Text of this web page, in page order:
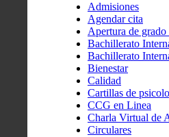
Admisiones
Agendar cita
Apertura de grado
Bachillerato
Bachillerato
Bienestar
Calidad
Cartillas de
CCG en Linea
Charla Virtual de
Circulares